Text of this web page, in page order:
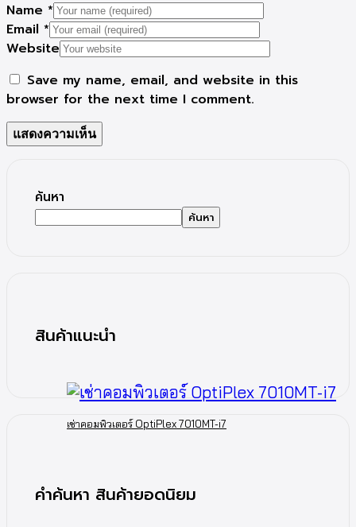
Name *
Email *
Website
Save my name, email, and website in this
browser for the next time I comment.
ค้นหา
ค้นหา
สินค้าแนะนำ
เช่าคอมพิวเตอร์ OptiPlex 7010MT-i7
คำค้นหา สินค้ายอดนิยม